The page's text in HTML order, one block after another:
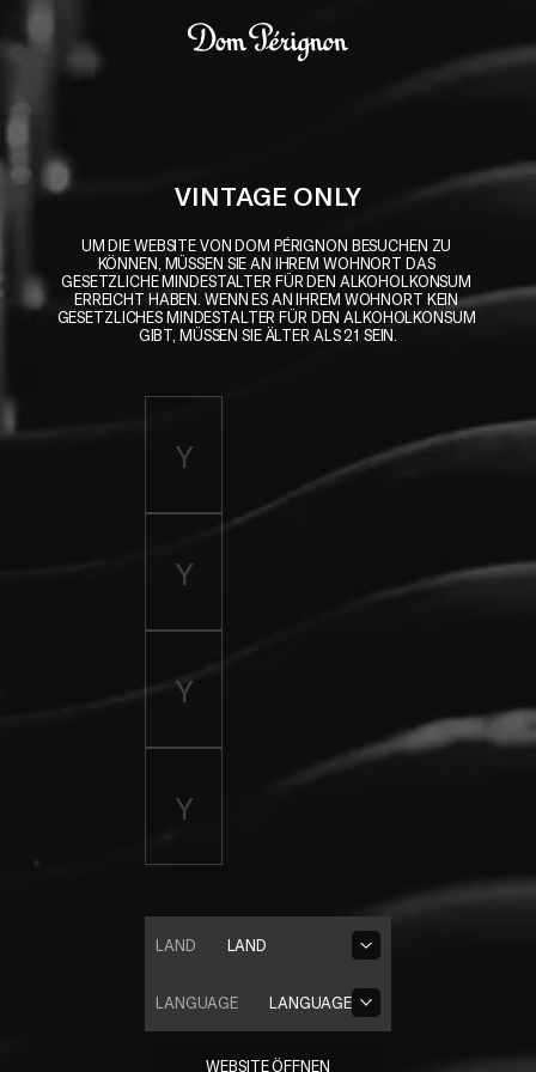
VINTAGE ONLY
UM DIE WEBSITE VON DOM PÉRIGNON BESUCHEN ZU
KÖNNEN, MÜSSEN SIE AN IHREM WOHNORT DAS
GESETZLICHE MINDESTALTER FÜR DEN ALKOHOLKONSUM
ERREICHT HABEN. WENN ES AN IHREM WOHNORT KEIN
GESETZLICHES MINDESTALTER FÜR DEN ALKOHOLKONSUM
GIBT, MÜSSEN SIE ÄLTER ALS 21 SEIN.
LAND
LAND
LANGUAGE
LANGUAGE
WEBSITE ÖFFNEN